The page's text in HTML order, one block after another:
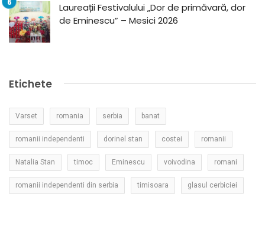
Laureații Festivalului „Dor de primăvară, dor
de Eminescu” – Mesici 2026
Etichete
Varset romania serbia banat
romanii independenti dorinel stan costei romanii
Natalia Stan timoc Eminescu voivodina romani
romanii independenti din serbia timisoara glasul cerbiciei